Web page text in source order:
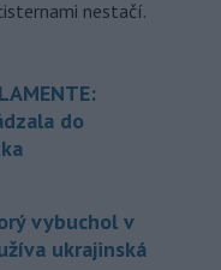
nestačí.
do
vybuchol v
ukrajinská